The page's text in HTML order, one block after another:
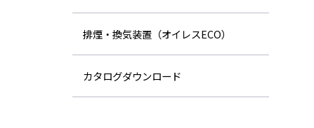
排煙・換気装置（オイレスECO）
カタログダウンロード